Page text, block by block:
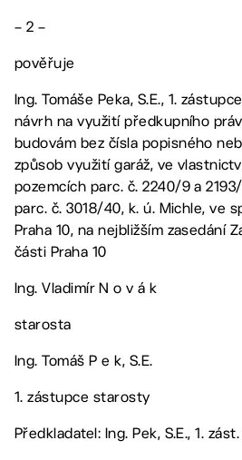
– 2 –
pověřuje
Ing. Tomáše Peka, S.E., 1.
návrh na využití předkupního
budovám bez čísla popisného
způsob využití garáž, ve
pozemcích parc. č. 2240/9 a
parc. č. 3018/40, k. ú. Michle, ve
Praha 10, na nejbližším zasedání
části Praha 10
Ing. Vladimír N o v á k
starosta
Ing. Tomáš P e k, S.E.
1. zástupce starosty
Předkladatel: Ing. Pek, S.E., 1.